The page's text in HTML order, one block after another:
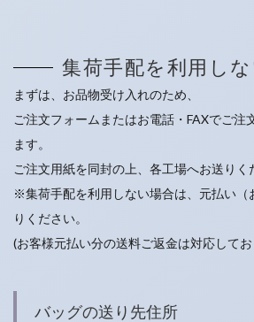
集荷手配を利用し
まずは、お品物受け入れのため、
ご注文フォームまたはお電話・FAXでご注
ます。
ご注文用紙を同封の上、各工場へお送りく
※集荷手配を利用しない場合は、元払い（
りください。
(お客様元払い分の送料ご返金は対応して
バッグの送り先住所